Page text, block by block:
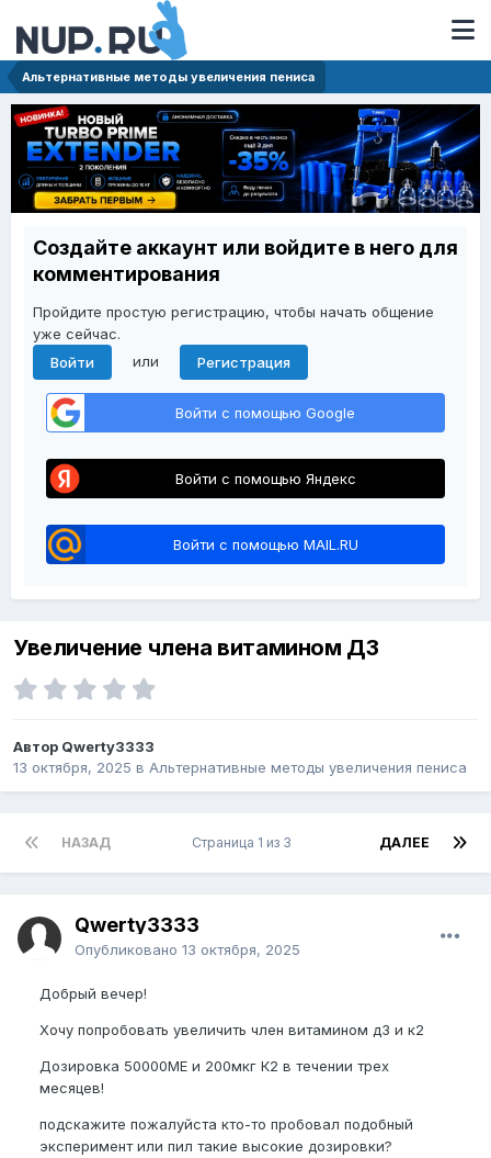
Альтернативные методы увеличения пениса
Создайте аккаунт или войдите в него для
комментирования
Пройдите простую регистрацию, чтобы начать общение
уже сейчас.
Войти
или Регистрация
Войти с помощью Google
Войти с помощью Яндекс
Войти с помощью MAIL.RU
Увеличение члена витамином Д3
Автор Qwerty3333
13 октября, 2025 в Альтернативные методы увеличения пениса
НАЗАД ДАЛЕЕ
Страница 1 из 3
Qwerty3333
Опубликовано 13 октября, 2025
Добрый вечер!
Хочу попробовать увеличить член витамином д3 и к2
Дозировка 50000МЕ и 200мкг К2 в течении трех
месяцев!
подскажите пожалуйста кто-то пробовал подобный
эксперимент или пил такие высокие дозировки?